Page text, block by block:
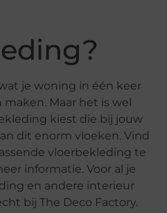
je woning in één keer
Maar het is wel
kiest die bij jouw
dit enorm vloeken. Vind
vloerbekleding te
informatie. Voor al je
en andere interieur
bij The Deco Factory.